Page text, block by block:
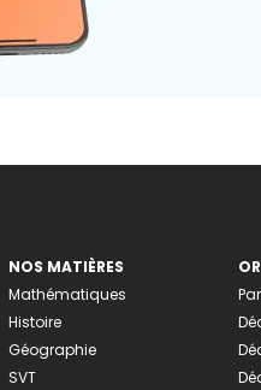
NOS MATIÈRES
Mathématiques
Histoire
Géographie
SVT